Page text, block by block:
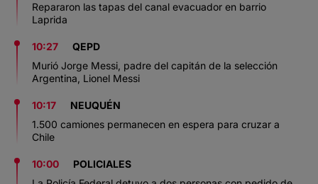
Repararon las tapas del canal evacuador en barrio
Laprida
10:27
QEPD
Murió Jorge Messi, padre del capitán de la selección
Argentina, Lionel Messi
10:17
NEUQUÉN
1.500 camiones permanecen en espera para cruzar a
Chile
10:00
POLICIALES